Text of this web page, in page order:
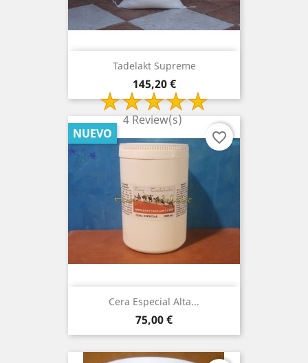
Tadelakt Supreme
Precio
145,20 €
4 Review(s)
Cera Especial Alta...
Precio
75,00 €
NUEVO favorite_border